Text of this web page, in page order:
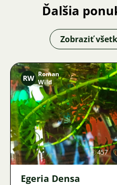
Ďalšia
Zobraziť
RW Roman
Wild
457
Egeria Densa